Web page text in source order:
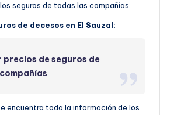
seguros de todas las compañías.
de decesos en El Sauzal:
precios de seguros de
encuentra toda la información de los